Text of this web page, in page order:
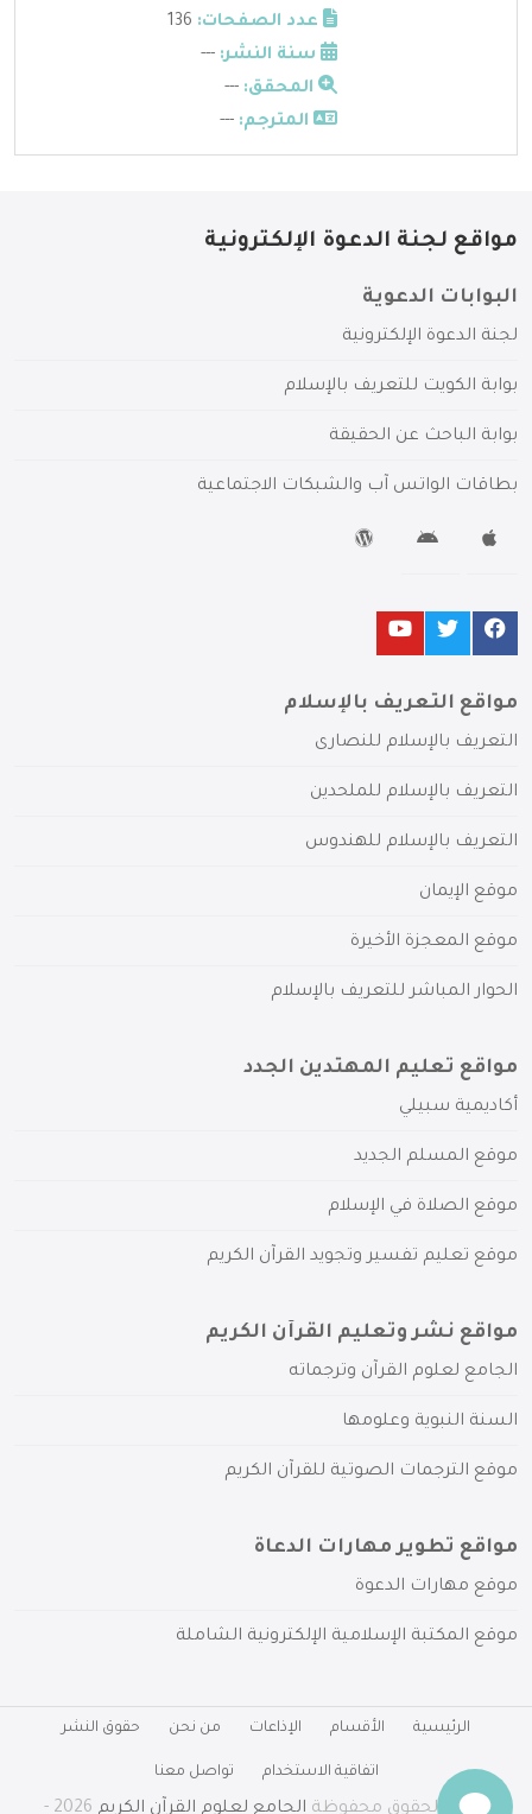
عدد الصفحات:
سنة النشر: ---
المحقق: ---
المترجم: ---
مواقع لجنة الدعوة الإلكترونية
البوابات الدعوية
لجنة الدعوة الإلكترونية
بوابة الكويت للتعريف بالإسلام
بوابة الباحث عن الحقيقة
بطاقات الواتس آب والشبكات الاجتماعية
مواقع التعريف بالإسلام
التعريف بالإسلام للنصارى
التعريف بالإسلام للملحدين
التعريف بالإسلام للهندوس
موقع الإيمان
موقع المعجزة الأخيرة
الحوار المباشر للتعريف بالإسلام
مواقع تعليم المهتدين الجدد
أكاديمية سبيلي
موقع المسلم الجديد
موقع الصلاة في الإسلام
موقع تعليم تفسير وتجويد القرآن الكريم
مواقع نشر وتعليم القرآن الكريم
الجامع لعلوم القرآن وترجماته
السنة النبوية وعلومها
موقع الترجمات الصوتية للقرآن الكريم
مواقع تطوير مهارات الدعاة
موقع مهارات الدعوة
موقع المكتبة الإسلامية الإلكترونية الشاملة
الرئيسية الأقسام الإذاعات من نحن حقوق النشر
اتفاقية الاستخدام تواصل معنا
جميع الحقوق محفوظة الجامع لعلوم القرآن الكريم 2026 -